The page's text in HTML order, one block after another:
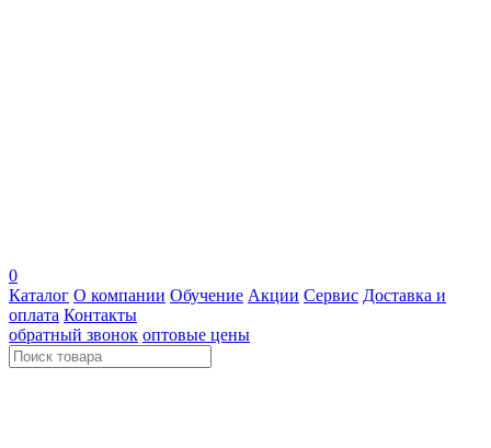
0
Каталог О компании Обучение Акции Сервис Доставка и
оплата Контакты
обратный звонок оптовые цены